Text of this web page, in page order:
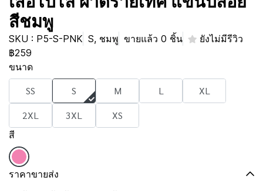
สีชมพู
SKU : P5-S-PNK S, ชมพู ขายแล้ว 0 ชิ้น
ยังไม่มีรีวิว
฿259
ขนาด
SS S M L
XL
2XL
3XL XS
สี
ราคาขายส่ง